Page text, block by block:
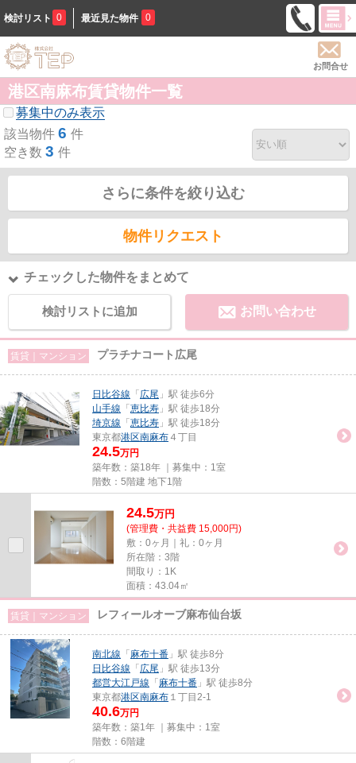
検討リスト 0 最近見た物件 0
お問合せ
港区南麻布賃貸物件一覧
募集中のみ表示
該当物件 6 件
空き数 3 件
さらに条件を絞り込む
物件リクエスト
チェックした物件をまとめて
検討リストに追加 お問い合わせ
賃貸｜マンション プラチナコート広尾
日比谷線 「 広尾 」駅 徒歩6分
山手線 「 恵比寿 」駅 徒歩18分
埼京線 「 恵比寿 」駅 徒歩18分
東京都港区南麻布 ４丁目
24.5万円
築年数：築18年 ｜募集中： 1室
階数：5階建 地下1階
24.5万円
(管理費・共益費 15,000円)
敷：0ヶ月｜礼：0ヶ月
所在階：3階
間取り：1K
面積：43.04㎡
賃貸｜マンション レフィールオーブ麻布仙台坂
南北線 「 麻布十番 」駅 徒歩8分
日比谷線 「 広尾 」駅 徒歩13分
都営大江戸線 「 麻布十番 」駅 徒歩8分
東京都港区南麻布 １丁目2-1
40.6万円
築年数：築1年 ｜募集中： 1室
階数：6階建